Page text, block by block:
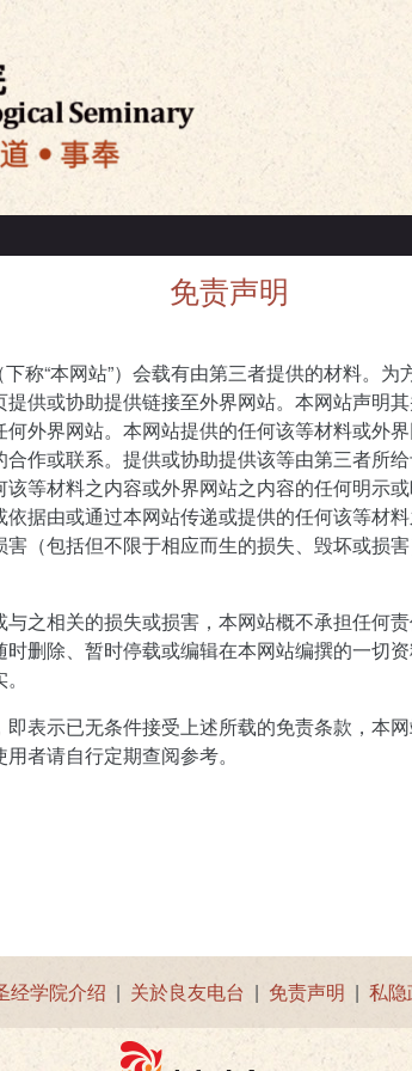
免责声明
称“本网站”）会载有由第三者提供的材料。
供或协助提供链接至外界网站。本网站声明
外界网站。本网站提供的任何该等材料或外
作或联系。提供或协助提供该等由第三者所
等材料之内容或外界网站之内容的任何明示
据由或通过本网站传递或提供的任何该等材
（包括但不限于相应而生的损失、毁坏或损
之相关的损失或损害，本网站概不承担任何
删除、暂时停载或编辑在本网站编撰的一切
表示已无条件接受上述所载的免责条款，本
者请自行定期查阅参考。
经学院介绍 | 关於良友电台 | 免责声明 | 私